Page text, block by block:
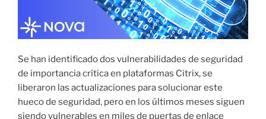
Se han identificado dos vulnerabilidades de seguridad
de importancia crítica en plataformas Citrix, se
liberaron las actualizaciones para solucionar este
hueco de seguridad, pero en los últimos meses siguen
siendo vulnerables en miles de puertas de enlace